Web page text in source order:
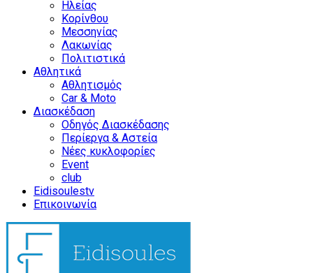
Ηλείας
Κορίνθου
Μεσσηνίας
Λακωνίας
Πολιτιστικά
Αθλητικά
Αθλητισμός
Car & Moto
Διασκέδαση
Οδηγός Διασκέδασης
Περίεργα & Αστεία
Νέες κυκλοφορίες
Event
club
Eidisoulestv
Επικοινωνία